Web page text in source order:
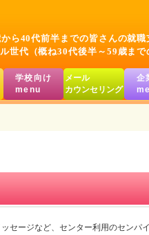
ら40代前半までの皆さんの就
世代（概ね30代後半～59歳ま
学校向け
menu
メール
カウンセリング
企
セージなど、センター利用のセンパ